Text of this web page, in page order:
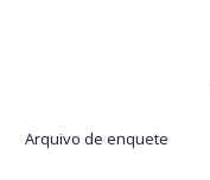
Arquivo de enquete